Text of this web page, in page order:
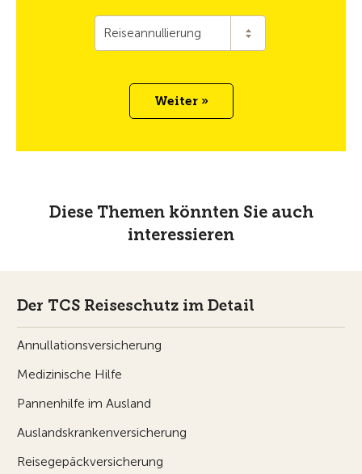
Reiseannullierung
Weiter »
Diese Themen könnten Sie auch
interessieren
Der TCS Reiseschutz im Detail
Annullationsversicherung
Medizinische Hilfe
Pannenhilfe im Ausland
Auslandskrankenversicherung
Reisegepäckversicherung